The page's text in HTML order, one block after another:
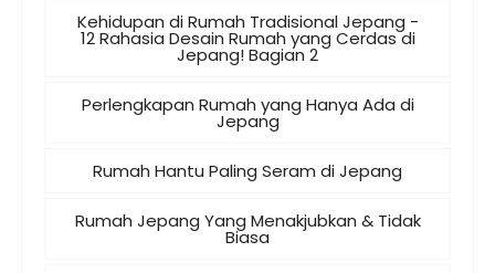
Kehidupan di Rumah Tradisional Jepang -
12 Rahasia Desain Rumah yang Cerdas di
Jepang! Bagian 2
Perlengkapan Rumah yang Hanya Ada di
Jepang
Rumah Hantu Paling Seram di Jepang
Rumah Jepang Yang Menakjubkan & Tidak
Biasa